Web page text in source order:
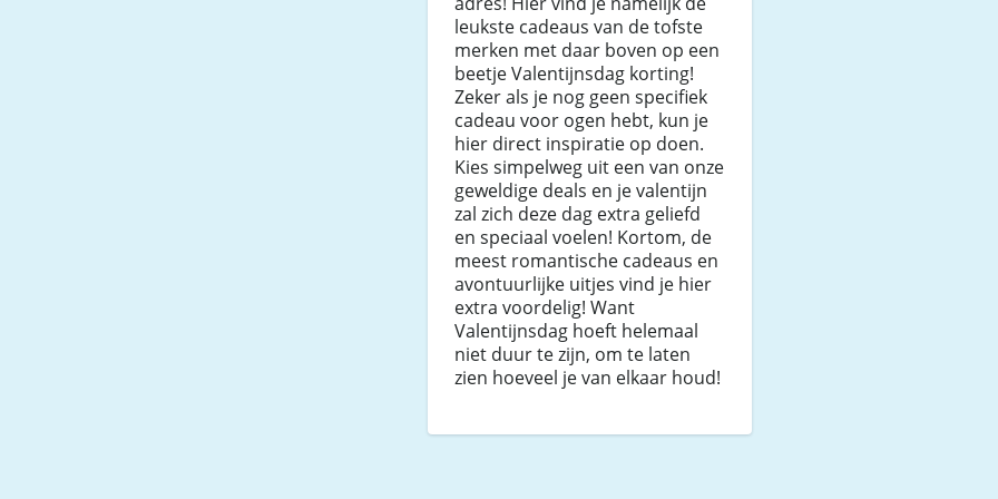
leukste cadeaus van de tofste
merken met daar boven op een
beetje Valentijnsdag korting!
Zeker als je nog geen specifiek
cadeau voor ogen hebt, kun je
hier direct inspiratie op doen.
Kies simpelweg uit een van onze
geweldige deals en je valentijn
zal zich deze dag extra geliefd
en speciaal voelen! Kortom, de
meest romantische cadeaus en
avontuurlijke uitjes vind je hier
extra voordelig! Want
Valentijnsdag hoeft helemaal
niet duur te zijn, om te laten
zien hoeveel je van elkaar houd!